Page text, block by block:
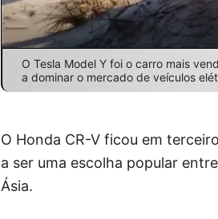
O Tesla Model Y foi o carro mais
a dominar o mercado de veículos
O Honda CR-V ficou em
a ser uma escolha popular
Ásia.